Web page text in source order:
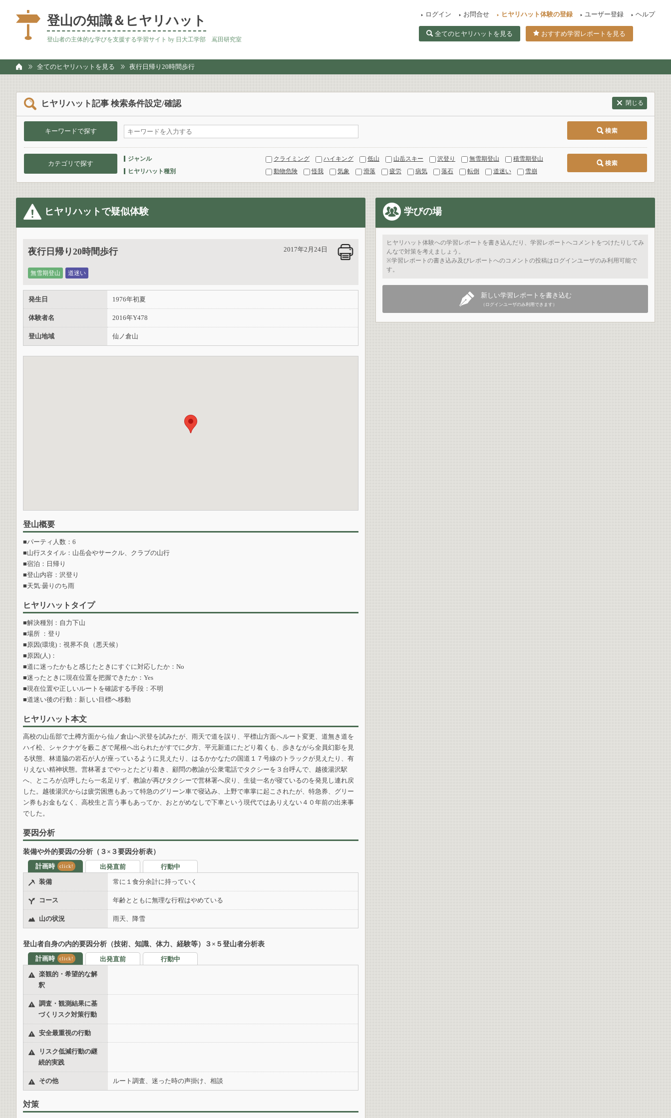
登山の知識＆ヒヤリハット
登山者の主体的な学びを支援する学習サイト by 日大工学部 嶌田研究室
ログイン お問合せ ヒヤリハット体験の登録 ユーザー登録 ヘルプ
全てのヒヤリハットを見る おすすめ学習レポートを見る
全てのヒヤリハットを見る 夜行日帰り20時間歩行
ヒヤリハット記事 検索条件設定/確認 閉じる
キーワードで探す
カテゴリで探す
ジャンル クライミング ハイキング 低山 山岳スキー 沢登り 無雪期登山
積雪期登山
ヒヤリハット種別
動物危険 怪我 気象 滑落 疲労 病気 落石 転倒 道迷い 雪崩
ヒヤリハットで疑似体験
夜行日帰り20時間歩行 2017年2月24日
無雪期登山 道迷い
発生日 1976年初夏
体験者名 2016年Y478
登山地域 仙ノ倉山
登山概要
■パーティ人数：6
■山行スタイル：山岳会やサークル、クラブの山行
■宿泊：日帰り
■登山内容：沢登り
■天気:曇りのち雨
ヒヤリハットタイプ
■解決種別：自力下山
■場所 ：登り
■原因(環境)：視界不良（悪天候）
■原因(人)：
■道に迷ったかもと感じたときにすぐに対応したか：No
■迷ったときに現在位置を把握できたか：Yes
■現在位置や正しいルートを確認する手段：不明
■道迷い後の行動：新しい目標へ移動
ヒヤリハット本文
高校の山岳部で土樽方面から仙ノ倉山へ沢登を試みたが、雨天で道を誤り、平標山方面へルート変更、道無き道を
ハイ松、シャクナゲを藪こぎで尾根へ出られたがすでに夕方、平元新道にたどり着くも、歩きながら全員幻影を見
る状態、林道脇の岩石が人が座っているように見えたり、はるかかなたの国道１７号線のトラックが見えたり、有
りえない精神状態。営林署までやっとたどり着き、顧問の教諭が公衆電話でタクシーを３台呼んで、越後湯沢駅
へ、ところが点呼したら一名足りず、教諭が再びタクシーで営林署へ戻り、生徒一名が寝ているのを発見し連れ戻
した。越後湯沢からは疲労困憊もあって特急のグリーン車で寝込み、上野で車掌に起こされたが、特急券、グリー
ン券もお金もなく、高校生と言う事もあってか、おとがめなしで下車という現代ではありえない４０年前の出来事
でした。
要因分析
装備や外的要因の分析（３×３要因分析表）
計画時
click! 出発直前
行動中
装備
常に１食分余計に持っていく
コース 年齢とともに無理な行程はやめている
山の状況 雨天、降雪
登山者自身の内的要因分析（技術、知識、体力、経験等）３×５登山者分析表
計画時
click! 出発直前
行動中
楽観的・希望的な解
釈
調査・観測結果に基
づくリスク対策行動
安全最重視の行動
リスク低減行動の継
続的実践
その他 ルート調査、迷った時の声掛け、相談
対策
学びの場
ヒヤリハット体験への学習レポートを書き込んだり、学習レポートへコメントをつけたりしてみ
んなで対策を考えましょう。
※学習レポートの書き込み及びレポートへのコメントの投稿はログインユーザのみ利用可能で
す。
新しい学習レポートを書き込む
（ログインユーザのみ利用できます）